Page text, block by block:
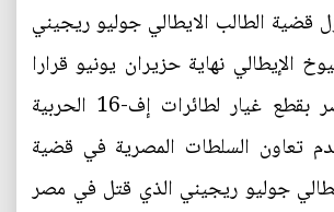
الطالب الايطالي جوليو ريجيني
الإيطالي نهاية حزيران يونيو قرارا
بوقف تزويد مصر بقطع غيار لطائرات إف-16 الحربية
تعاون السلطات المصرية في قضية
جوليو ريجيني الذي قتل في مصر